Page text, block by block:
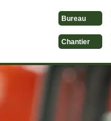
Bureau
Chantier